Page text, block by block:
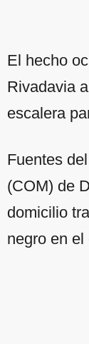
El hecho
Rivadavia
escalera
Fuentes
(COM) de
domicilio
negro en